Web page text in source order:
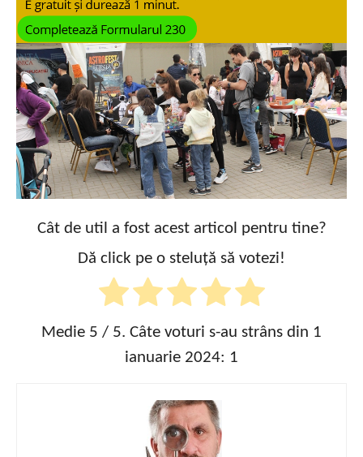
Cât de util a fost acest articol pentru tine?
Dă click pe o steluță să votezi!
Medie 5 / 5. Câte voturi s-au strâns din 1
ianuarie 2024: 1